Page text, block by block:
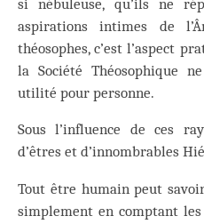
si nébuleuse, qu’ils ne
aspirations intimes de
théosophes, c’est l’aspect
la Société Théosophique
utilité pour personne.
Sous l’influence de ces
d’êtres et d’innombrables
Tout être humain peut
simplement en comptant